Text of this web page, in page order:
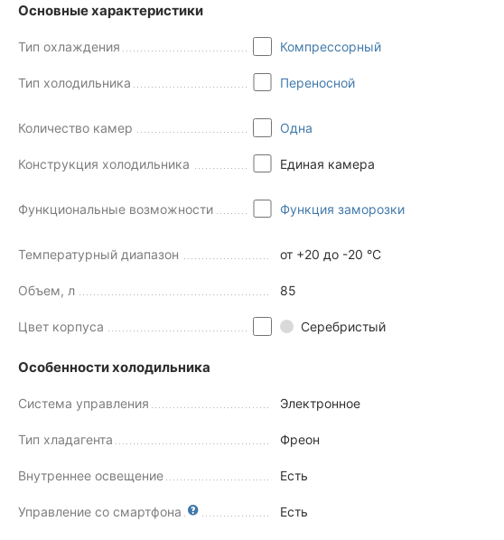
Основные характеристики
Тип охлаждения Компрессорный
Тип холодильника Переносной
Количество камер Одна
Конструкция холодильника Единая камера
Функциональные возможности Функция заморозки
Температурный диапазон от +20 до -20 °C
Объем, л 85
Цвет корпуса Серебристый
Особенности холодильника
Система управления Электронное
Тип хладагента Фреон
Внутреннее освещение Есть
Управление со смартфона Есть